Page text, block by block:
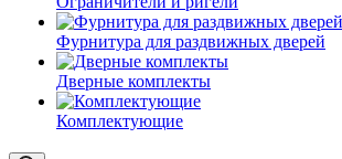
Фурнитура для раздвижных дверей
Дверные комплекты
Комплектующие